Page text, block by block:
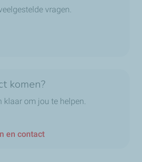
vragen.
komen?
klaar om jou te helpen.
en contact